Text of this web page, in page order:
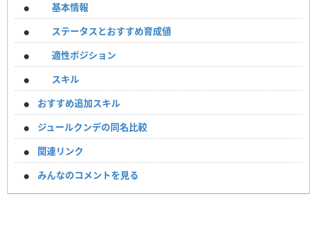
基本情報
ステータスとおすすめ育成値
適性ポジション
スキル
おすすめ追加スキル
ジュールクンデの同名比較
関連リンク
みんなのコメントを見る